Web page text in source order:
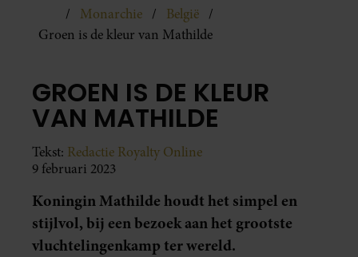
Monarchie
België
Groen is de kleur van Mathilde
GROEN IS DE KLEUR
VAN MATHILDE
Tekst: Redactie Royalty Online
9 februari 2023
Koningin Mathilde houdt het simpel en
stijlvol, bij een bezoek aan het grootste
vluchtelingenkamp ter wereld.